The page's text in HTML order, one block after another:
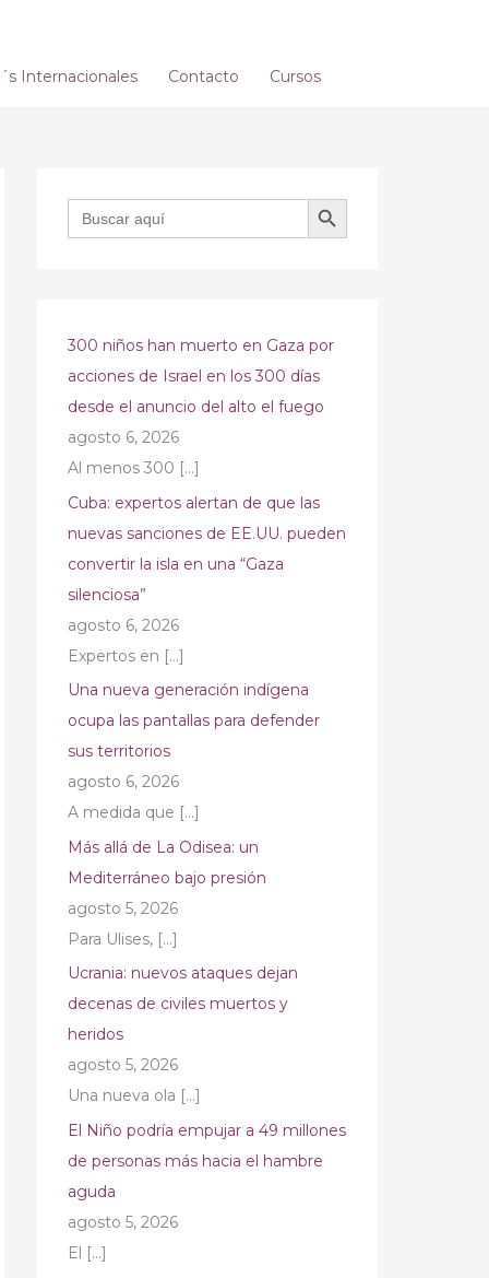
Internacionales Contacto Cursos
Buscar: BOTÓN DE BÚSQUEDA
300 niños han muerto en Gaza por
acciones de Israel en los 300 días
desde el anuncio del alto el fuego
agosto 6, 2026
Al menos 300 […]
Cuba: expertos alertan de que las
nuevas sanciones de EE.UU. pueden
convertir la isla en una “Gaza
silenciosa”
agosto 6, 2026
Expertos en […]
Una nueva generación indígena
ocupa las pantallas para defender
sus territorios
agosto 6, 2026
A medida que […]
Más allá de La Odisea: un
Mediterráneo bajo presión
agosto 5, 2026
Para Ulises, […]
Ucrania: nuevos ataques dejan
decenas de civiles muertos y
heridos
agosto 5, 2026
Una nueva ola […]
El Niño podría empujar a 49 millones
de personas más hacia el hambre
aguda
agosto 5, 2026
El […]